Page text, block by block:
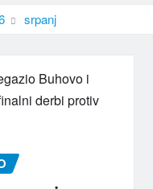
srpanj